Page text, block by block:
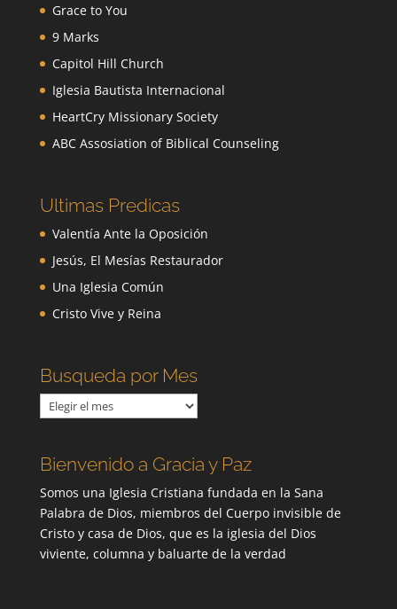
Grace to You
9 Marks
Capitol Hill Church
Iglesia Bautista Internacional
HeartCry Missionary Society
ABC Assosiation of Biblical Counseling
Ultimas Predicas
Valentía Ante la Oposición
Jesús, El Mesías Restaurador
Una Iglesia Común
Cristo Vive y Reina
Busqueda por Mes
Busqueda
por
Bienvenido a Gracia y Paz
Somos una Iglesia Cristiana fundada en la Sana
Palabra de Dios, miembros del Cuerpo invisible de
Cristo y casa de Dios, que es la iglesia del Dios
viviente, columna y baluarte de la verdad